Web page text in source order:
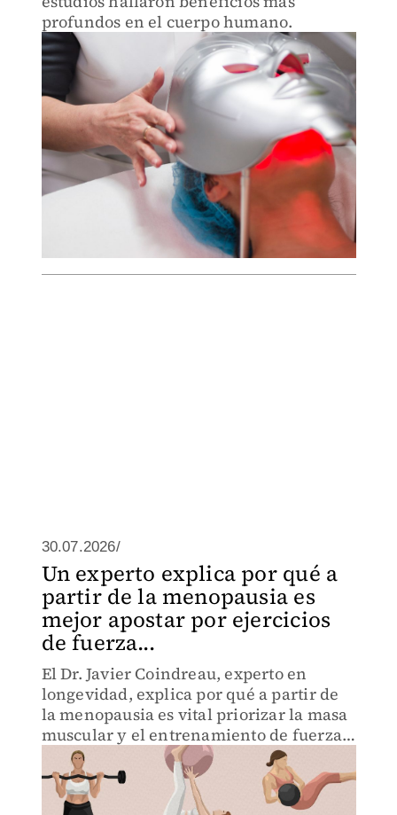
profundos en el cuerpo humano.
30.07.2026/
Un experto explica por qué a
partir de la menopausia es
mejor apostar por ejercicios
de fuerza...
El Dr. Javier Coindreau, experto en
longevidad, explica por qué a partir de
la menopausia es vital priorizar la masa
muscular y el entrenamiento de fuerza
frente al cardio.